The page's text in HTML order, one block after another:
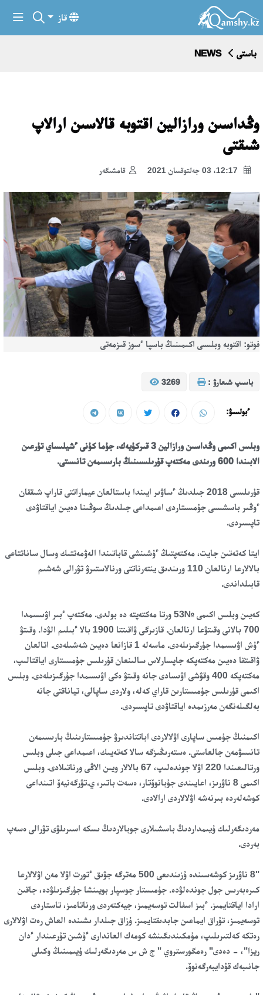
قاز
باستى NEWS
وڭداسىن ورازالين اقتوبە قالاسىن ارالاپ
شىقتى
قامشىگەر
فوتو: اقتوبە وبلىسى اكىمىنىڭ باسپا ءسوز قىزمەتى
باسىپ شىعارۋ : 3269
ءبولىسۋ:
وبلىس اكىمى وڭداسىن ورازالين 3 قىركۇيەك، جۇما كۇنى ءشيلىساي تۇرعىن
الابىندا 600 ورىندى مەكتەپ قۇرىلىسىنىڭ بارىسىمەن تانىستى.
قۇرىلىسى 2018 جىلدىڭ ءساۋىر ايىندا باستالعان عيماراتتى قاراپ شىققان
ءوڭىر باسشىسى جۇمىستاردى اعىمداعى جىلدىڭ سوڭىنا دەيىن اياقتاۋدى
تاپسىردى.
ايتا كەتەتىن جايت، مەكتەپتىڭ ءۇشىنشى قاباتىندا الەۋمەتتىك وسال ساناتتاعى
بالالارعا ارنالعان 110 ورىندىق ينتەرناتتى ورنالاستىرۋ تۋرالى شەشىم
قابىلداندى.
كەيىن وبلىس اكىمى №53 ورتا مەكتەپتە دە بولدى. مەكتەپ ءبىر اۋىسىمدا
700 بالانى وقىتۋعا ارنالعان. قازىرگى ۋاقىتتا 1900 بالا ءبىلىم الۋدا. وقىتۋ
ءۇش اۋىسىمدا جۇرگىزىلەدى. ماسەلە 1 قازانعا دەيىن شەشىلەدى. اتالعان
ۋاقىتقا دەيىن مەكتەپكە جاپسارلاس سالىنعان قۇرىلىس جۇمىستارى اياقتالىپ،
مەكتەپكە 400 وقۋشى اۋىسادى جانە وقىتۋ ەكى اۋىسىمدا جۇرگىزىلەدى. وبلىس
اكىمى قۇرىلىس جۇمىستارىن قاراي كەلە، ولاردى ساپالى، تياناقتى جانە
بەلگىلەنگەن مەرزىمدە اياقتاۋدى تاپسىردى.
اكىمنىڭ جۇمىس ساپارى اۋلالاردى اباتتاندىرۋ جۇمىستارىنىڭ بارىسىمەن
تانىسۋمەن جالعاستى. ەستەرىڭىزگە سالا كەتەيىك، اعىمداعى جىلى وبلىس
ورتالىعىندا 220 اۋلا جوندەلىپ، 67 بالالار ويىن الاڭى ورناتىلادى. وبلىس
اكىمى 8 ناۋرىز، اعايىندى جۇبانوۆتار، ەسەت باتىر، ي.تۋرگەنيەۆ اتىنداعى
كوشەلەردە بىرنەشە اۋلالاردى ارالادى.
مەردىگەرلىك ۇيىمداردىڭ باسشىلارى جوبالاردىڭ ىسكە اسىرىلۋى تۋرالى ەسەپ
بەردى.
"8 ناۋرىز كوشەسىندە ۇزىندىعى 500 مەترگە جۋىق ءتورت اۋلا مەن اۋلالارعا
كىرەبەرىس جول جوندەلۋدە. جۇمىستار جوسپار بويىنشا جۇرگىزىلۋدە، جاقىن
ارادا اياقتايمىز. ءبىز اسفالت توسەيمىز، جيەكتەردى ورناتامىز، تاستاردى
توسەيمىز، تۇراق ايماعىن جابدىقتايمىز. ۇزاق جىلدار ىشىندە العاش رەت اۋلالارى
رەتكە كەلتىرىلىپ، مۇمكىندىگىنشە كومەك العاندارى ءۇشىن تۇرعىندار ءدان
ريزا"، - دەدى" رەمگورستروي " ج ش س مەردىگەرلىك ۇيىمىنىڭ وكىلى
جانىبەك قۇدايبەرگەنوۆ.